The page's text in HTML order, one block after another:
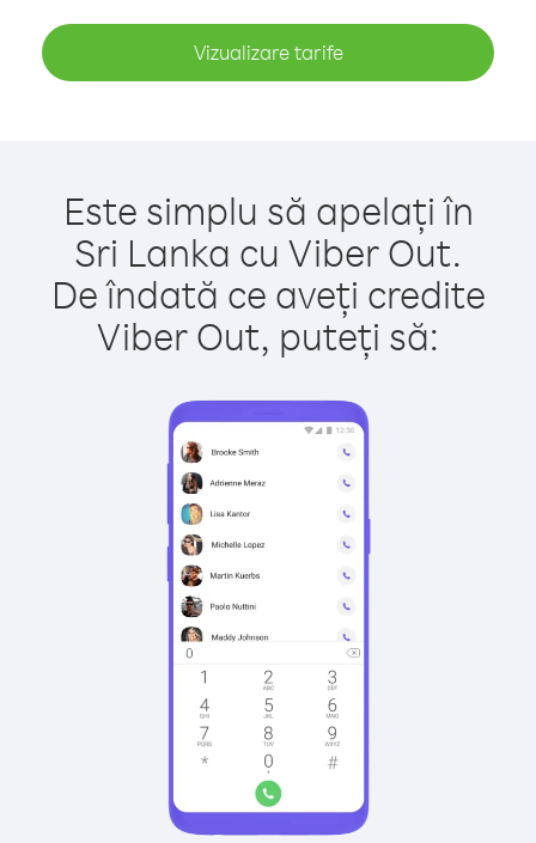
Vizualizare tarife
Este simplu să apelați în
Sri Lanka cu Viber Out.
De îndată ce aveți credite
Viber Out, puteți să: